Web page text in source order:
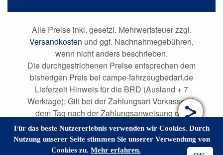
Für das beste Nutzererlebnis verwenden wir Cookies. Durch
Nutzung unserer Seite stimmen Sie unserer Verwendung von
Cookies zu. Mehr erfahren.
Alle Preise inkl. gesetzl. Mehrwertsteuer zzgl.
Versandkosten und ggf. Nachnahmegebühren,
wenn nicht anders beschrieben.
Die durchgestrichenen Preise entsprechen dem
bisherigen Preis bei campe-fahrzeugbedarf.de
Lieferzeit Hinweis für die BRD (Ausland + 7
Werktage); Gilt bei der Zahlungsart Vorkasse ab
dem Tag nach der Zahlungsanweisung des
Kunden; bei anderen Zahlungsarten ab dem Tag
nach Vertragsschluss.